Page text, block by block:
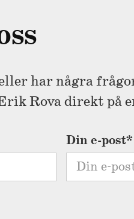
har några
Rova direkt på
Din e-post*